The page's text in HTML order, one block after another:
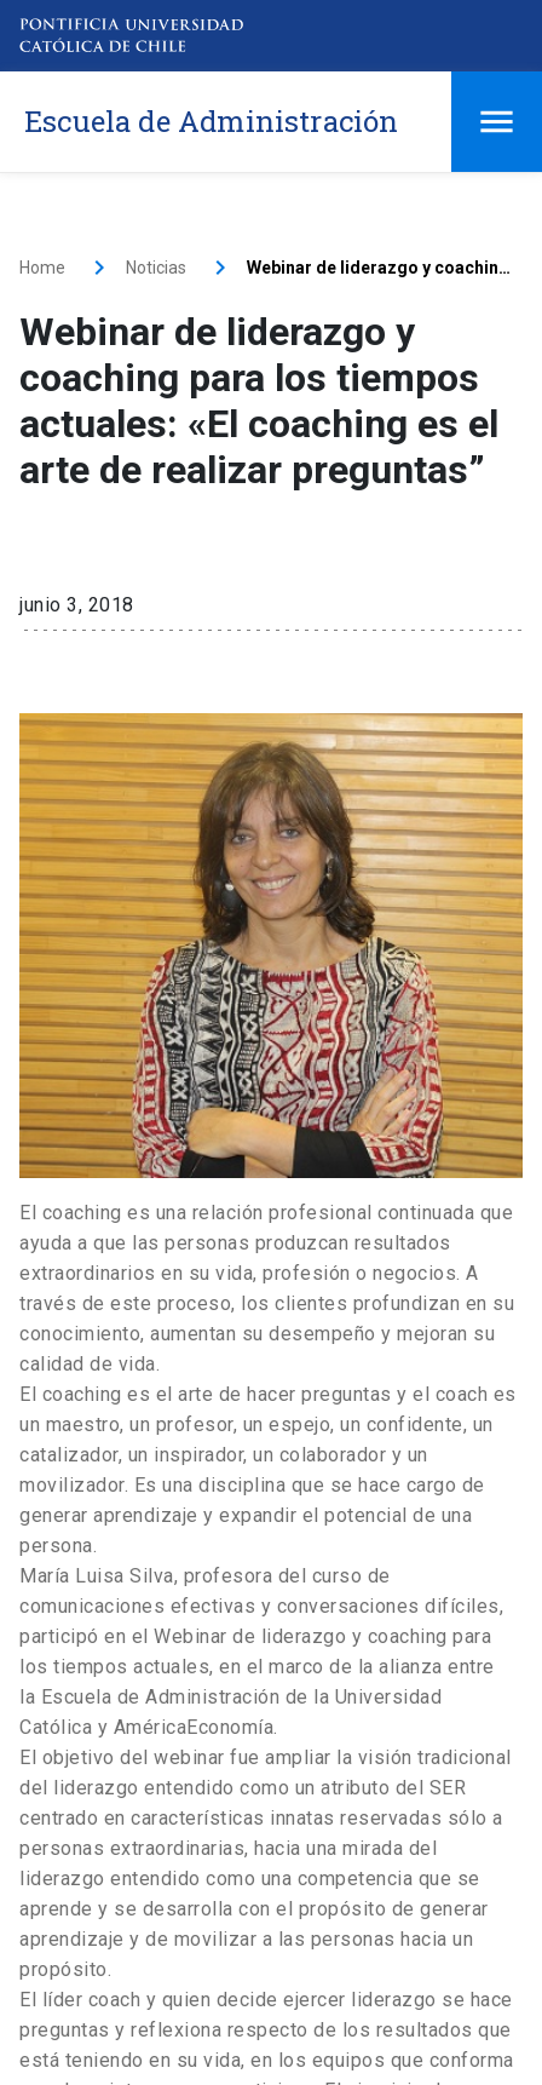
Escuela de Administración
Home Noticias Webinar de liderazgo y coaching para los tiempos actuales: «El coaching es el arte de realizar preguntas”
Webinar de liderazgo y
coaching para los tiempos
actuales: «El coaching es el
arte de realizar preguntas”
junio 3, 2018
El coaching es una relación profesional continuada que
ayuda a que las personas produzcan resultados
extraordinarios en su vida, profesión o negocios. A
través de este proceso, los clientes profundizan en su
conocimiento, aumentan su desempeño y mejoran su
calidad de vida.
El coaching es el arte de hacer preguntas y el coach es
un maestro, un profesor, un espejo, un confidente, un
catalizador, un inspirador, un colaborador y un
movilizador. Es una disciplina que se hace cargo de
generar aprendizaje y expandir el potencial de una
persona.
María Luisa Silva, profesora del curso de
comunicaciones efectivas y conversaciones difíciles,
participó en el Webinar de liderazgo y coaching para
los tiempos actuales, en el marco de la alianza entre
la Escuela de Administración de la Universidad
Católica y AméricaEconomía.
El objetivo del webinar fue ampliar la visión tradicional
del liderazgo entendido como un atributo del SER
centrado en características innatas reservadas sólo a
personas extraordinarias, hacia una mirada del
liderazgo entendido como una competencia que se
aprende y se desarrolla con el propósito de generar
aprendizaje y de movilizar a las personas hacia un
propósito.
El líder coach y quien decide ejercer liderazgo se hace
preguntas y reflexiona respecto de los resultados que
está teniendo en su vida, en los equipos que conforma